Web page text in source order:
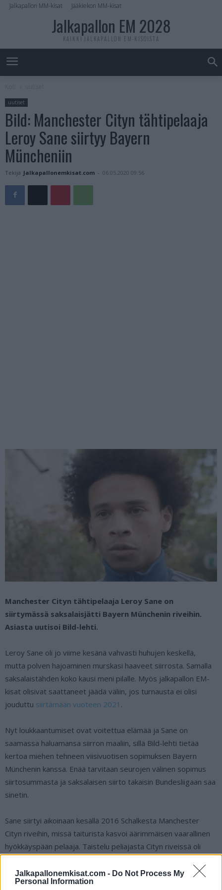
Jalkapallonemkisat.com - Do Not Process My
Personal Information
Jalkapallon MM-kisat Jääkiekon MM-kisat
Jalkapallon EM 2028
KAIKKI JALKAPALLON EM-KISOISTA
uutiset
Bild: Manchester Cityn tähtipelaaja
Leroy Sane siirtyy Bayern
Müncheniin
Tekijä Jalkapallonemkisat.com - 06.05.2020 09:56
Manchester Cityn tähtipelaaja Leroy Sane on
siirtymässä saksalaisjätti Bayern Münchenin riveihin.
Asiasta uutisoi Bild-lehti.
Leroy Sane oli jo viime kesänä vahvasti huhujen keskellä,
mutta polven hajoaminen murskasi haaveet siirrosta. Samalla
saksalaistähden koko kausi meni pilalle. Myös jalkapallon EM-
kisat olisivat saattaneet jäädä väliin, jos turnausta ei olisi
jouduttu siirtämään vuoteen 2021 .
Nyt loukkaantumiset ovat voitettua elämää ja Sane on
saamassa haluamansa siirron maaliin, sillä Bild-lehti tietää
kertoa miehen tehneen viisivuotisen sopimuksen Bayern
Münchenin kanssa. Enää tarvitaan seurojen välinen sopimus
siirtosummasta ja saksalaisen siirto takaisin Bundesliigaan saa
sinetin.
Sane siirtyi aikoinaan kesällä 2016 Schalkesta Manchester
Cityn riveihin, missä taiturista kasvoi äärimmäisen vaarallinen
hyökkäyspään pelaaja. Taistelu peliajasta Cityn riveissä oli
vielä onnistunut. Myös loukkaantumiset olivat pahasti
saksalaisen harmina.